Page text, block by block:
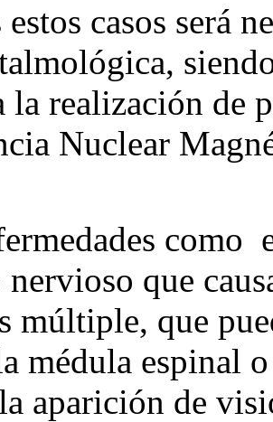
casos será
la realización de
Nuclear
nervioso que
múltiple, que
médula espinal
aparición de